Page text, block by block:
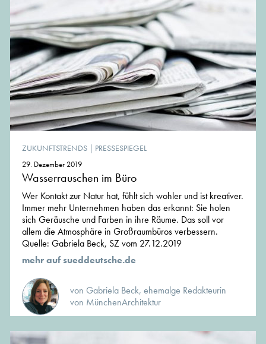
ZUKUNFTSTRENDS | PRESSESPIEGEL
29. Dezember 2019
Wasserrauschen im Büro
Wer Kontakt zur Natur hat, fühlt sich wohler und ist kreativer.
Immer mehr Unternehmen haben das erkannt: Sie holen
sich Geräusche und Farben in ihre Räume. Das soll vor
allem die Atmosphäre in Großraumbüros verbessern.
Quelle: Gabriela Beck, SZ vom 27.12.2019
mehr auf sueddeutsche.de
von Gabriela Beck, ehemalge Redakteurin
von MünchenArchitektur